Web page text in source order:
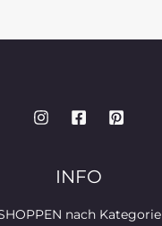
INFO
nach Kategorie